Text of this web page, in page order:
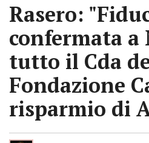
Rasero:
confermata a
tutto il Cda
Fondazione
risparmio di